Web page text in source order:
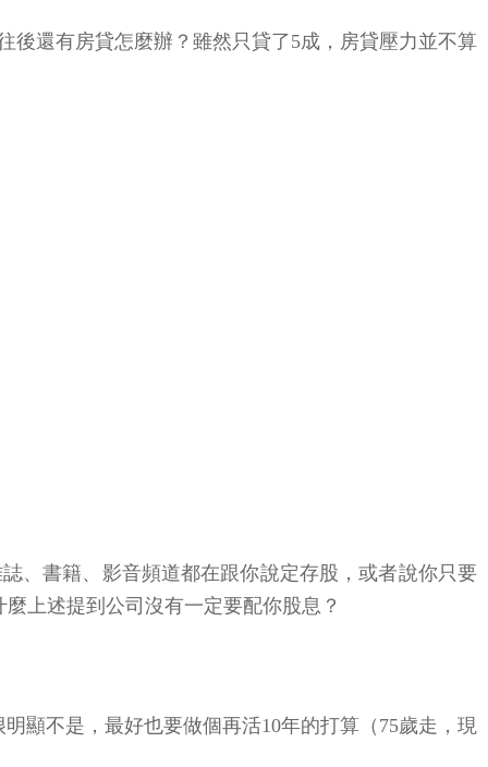
後還有房貸怎麼辦？雖然只貸了5成，房貸壓力並不算
、書籍、影音頻道都在跟你說定存股，或者說你只要
上述提到公司沒有一定要配你股息？
顯不是，最好也要做個再活10年的打算（75歲走，現